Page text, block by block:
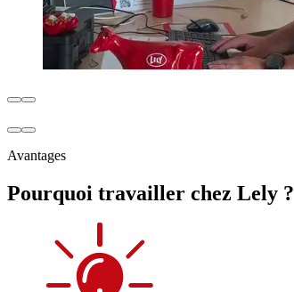
Avantages
Pourquoi travailler chez Lely ?